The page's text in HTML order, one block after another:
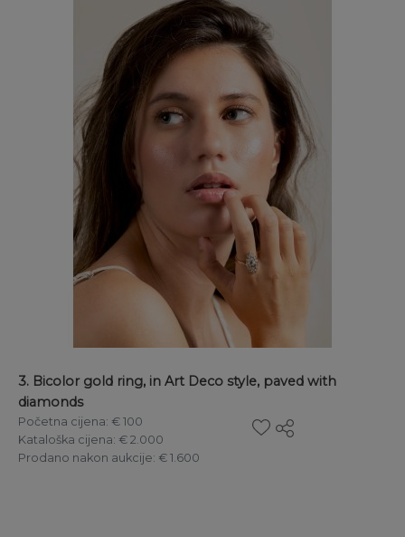
3. Bicolor gold ring, in Art Deco style, paved with
diamonds
Početna cijena: € 100
Kataloška cijena: € 2.000
Prodano nakon aukcije: € 1.600